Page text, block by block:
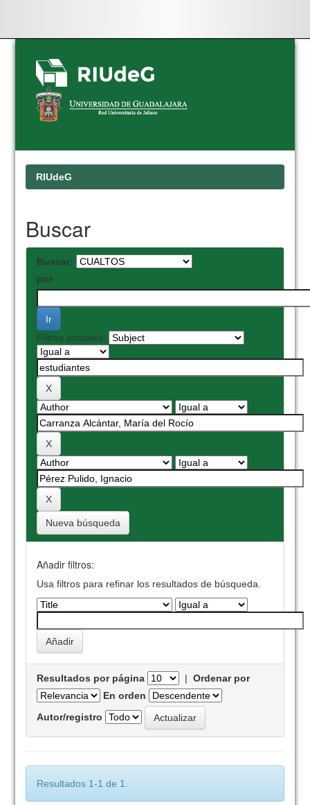
Skip
navigation
RIUdeG
Buscar
Buscar:
por
Filtros actuales:
Nueva búsqueda
Añadir filtros:
Usa filtros para refinar los resultados de búsqueda.
Resultados por página |Ordenar por
En orden
Autor/registro
Resultados 1-1 de 1.